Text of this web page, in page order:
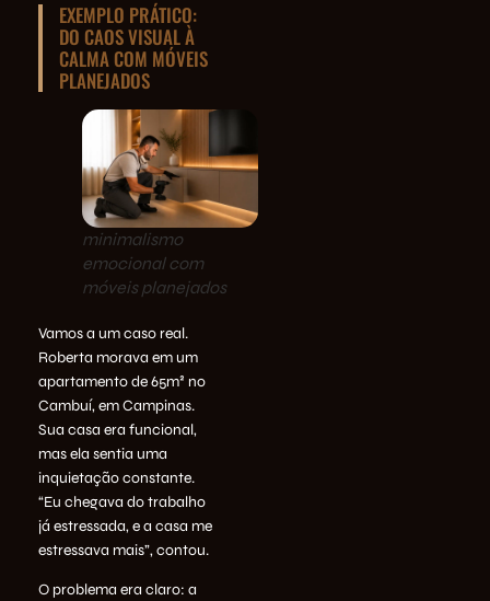
EXEMPLO PRÁTICO:
DO CAOS VISUAL À
CALMA COM MÓVEIS
PLANEJADOS
minimalismo
emocional com
móveis planejados
Vamos a um caso real.
Roberta morava em um
apartamento de 65m² no
Cambuí, em Campinas.
Sua casa era funcional,
mas ela sentia uma
inquietação constante.
“Eu chegava do trabalho
já estressada, e a casa me
estressava mais”, contou.
O problema era claro: a